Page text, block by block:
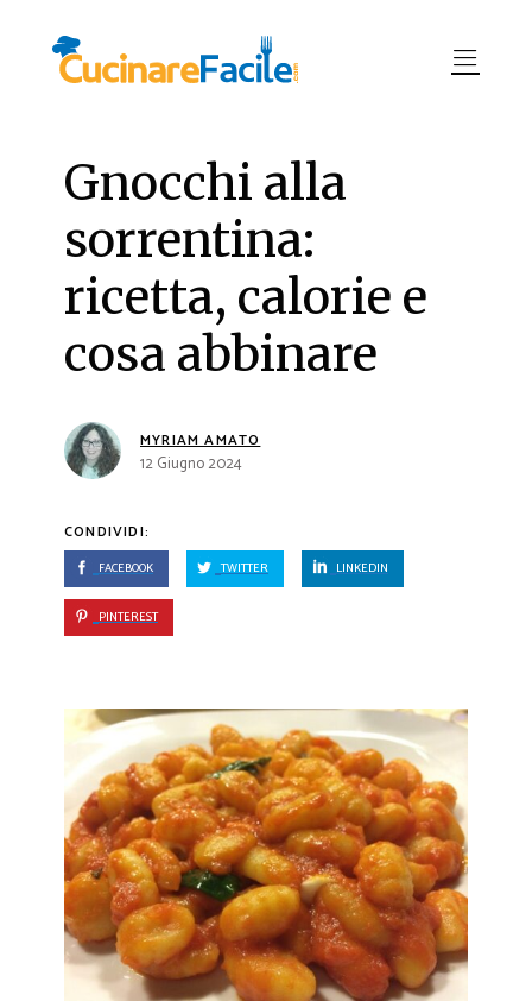
Gnocchi alla
sorrentina:
ricetta, calorie e
cosa abbinare
MYRIAM AMATO
12 Giugno 2024
CONDIVIDI:
FACEBOOK TWITTER LINKEDIN
PINTEREST